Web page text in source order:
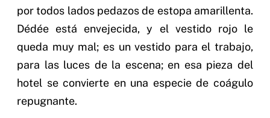
por todos lados pedazos de estopa amarillenta.
Dédée está envejecida, y el vestido rojo le
queda muy mal; es un vestido para el trabajo,
para las luces de la escena; en esa pieza del
hotel se convierte en una especie de coágulo
repugnante.